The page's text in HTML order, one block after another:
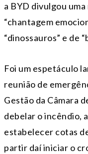
a BYD divulgou
“chantagem
“dinossauros” e de
Foi um espetáculo
reunião de
Gestão da Câmara
debelar o incêndio,
estabelecer cotas
partir daí iniciar o